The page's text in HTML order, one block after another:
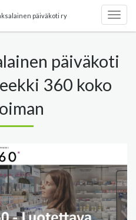
päiväkoti ry
päiväkoti
360 koko